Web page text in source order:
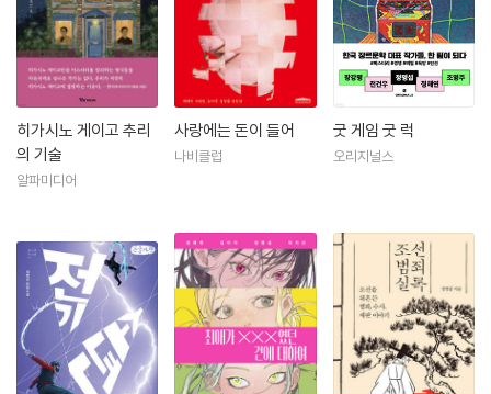
히가시노 게이고 추리
의 기술
알파미디어
사랑에는 돈이 들어
나비클럽
굿 게임 굿 럭
오리지널스